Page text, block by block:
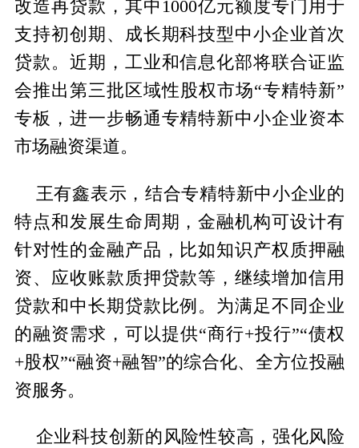
改造再贷款，其中1000亿元额度专门用于
支持初创期、成长期科技型中小企业首次
贷款。近期，工业和信息化部将联合证监
会推出第三批区域性股权市场“专精特新”
专板，进一步畅通专精特新中小企业资本
市场融资渠道。
王有鑫表示，结合专精特新中小企业的
特点和发展生命周期，金融机构可设计有
针对性的金融产品，比如知识产权质押融
资、应收账款质押贷款等，继续增加信用
贷款和中长期贷款比例。为满足不同企业
的融资需求，可以提供“商行+投行”“债权
+股权”“融资+融智”的综合化、全方位投融
资服务。
企业科技创新的风险性较高，强化风险